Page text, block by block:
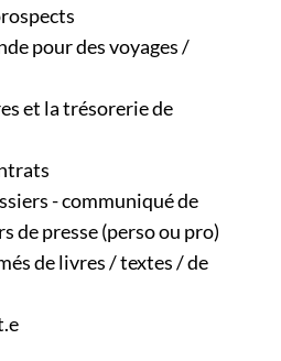
pour des voyages /
et la trésorerie de
- communiqué de
de presse (perso ou pro)
de livres / textes / de